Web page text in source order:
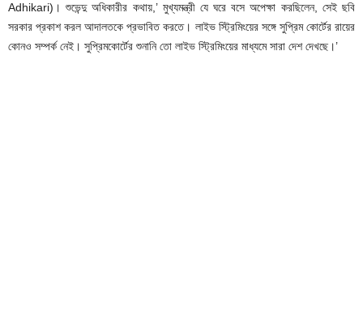
Adhikari)।‌ শুভেন্দু অধিকারীর কথায়,’ মুখ্যমন্ত্রী যে ঘরে বসে অপেক্ষা করছিলেন, সেই ছবি
সরকার প্রকাশ করল আদালতকে প্রভাবিত করতে। লাইভ স্ট্রিমিংয়ের সঙ্গে সুপ্রিম কোর্টের রায়ের
কোনও সম্পর্ক নেই। সুপ্রিমকোর্টের শুনানি তো লাইভ স্ট্রিমিংয়ের মাধ্যমে সারা দেশ দেখছে।’